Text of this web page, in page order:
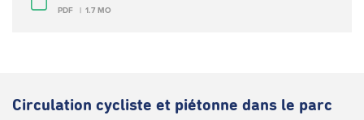
PDF 1.7 MO
Circulation cycliste et piétonne dans le parc